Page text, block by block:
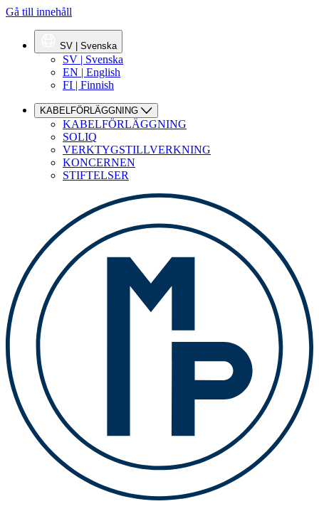
Gå till innehåll
SV | Svenska
SV | Svenska
EN | English
FI | Finnish
KABELFÖRLÄGGNING
KABELFÖRLÄGGNING
SOLIQ
VERKTYGSTILLVERKNING
KONCERNEN
STIFTELSER